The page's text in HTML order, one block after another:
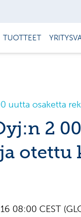
TUOTTEET
uutta osaketta
2
otettu
08:00 CEST